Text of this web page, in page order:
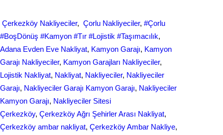
o
o
k
d
I
n
r
e
Çerkezköy Nakliyeciler, Çorlu Nakliyeciler, #Çorlu
#BoşDönüş #Kamyon #Tır #Lojistik #Taşımacılık
Adana Evden Eve Nakliyat, Kamyon Garajı, Kamyon
Garajı Nakliyeciler, Kamyon Garajları Nakliyeciler
Lojistik Nakliyat, Nakliyat, Nakliyeciler, Nakliyeciler
Garajı, Nakliyeciler Garajı Kamyon Garajı, Nakliyeciler
Kamyon Garajı, Nakliyeciler Sitesi
Çerkezköy, Çerkezköy Ağrı Şehirler Arası Nakliyat
Çerkezköy ambar nakliyat, Çerkezköy Ambar Nakliye